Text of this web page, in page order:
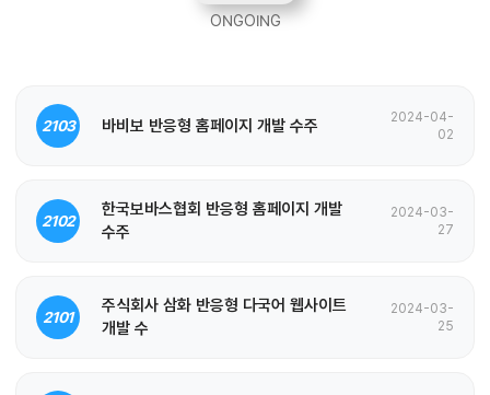
ONGOING
2103 바비보 반응형 홈페이지 개발 수주
2024-04-
02
2102
한국보바스협회 반응형 홈페이지 개발
수주
2024-03-
27
2101
주식회사 삼화 반응형 다국어 웹사이트
개발 수
2024-03-
25